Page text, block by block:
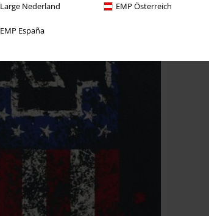
Large Nederland EMP Österreich
EMP España